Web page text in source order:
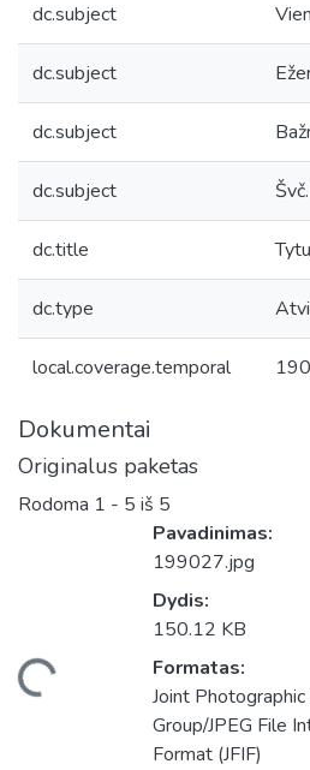
dc.subject
dc.subject
dc.subject
dc.subject
dc.title
dc.type
local.coverage.temporal
Dokumentai
Originalus paketas
Rodoma 1 - 5 iš 5
Pavadinimas:
199027.jpg
Dydis:
150.12 KB
Formatas:
Joint
Group/JPEG File
Format (JFIF)